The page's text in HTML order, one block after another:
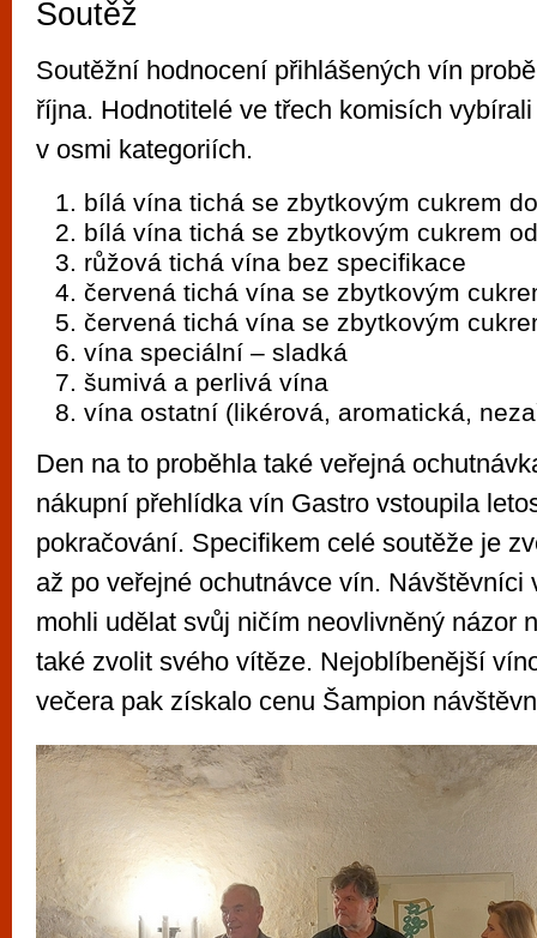
Soutěž
Soutěžní hodnocení přihlášených vín
října. Hodnotitelé ve třech komisích
v osmi kategoriích.
bílá vína tichá se zbytkovým cukrem
bílá vína tichá se zbytkovým cukrem
růžová tichá vína bez specifikace
červená tichá vína se zbytkovým
červená tichá vína se zbytkovým
vína speciální – sladká
šumivá a perlivá vína
vína ostatní (likérová, aromatická,
Den na to proběhla také veřejná
nákupní přehlídka vín Gastro vstoupila
pokračování. Specifikem celé soutěže je
až po veřejné ochutnávce vín. Návštěvníci
mohli udělat svůj ničím neovlivněný názor
také zvolit svého vítěze. Nejoblíbenější
večera pak získalo cenu Šampion